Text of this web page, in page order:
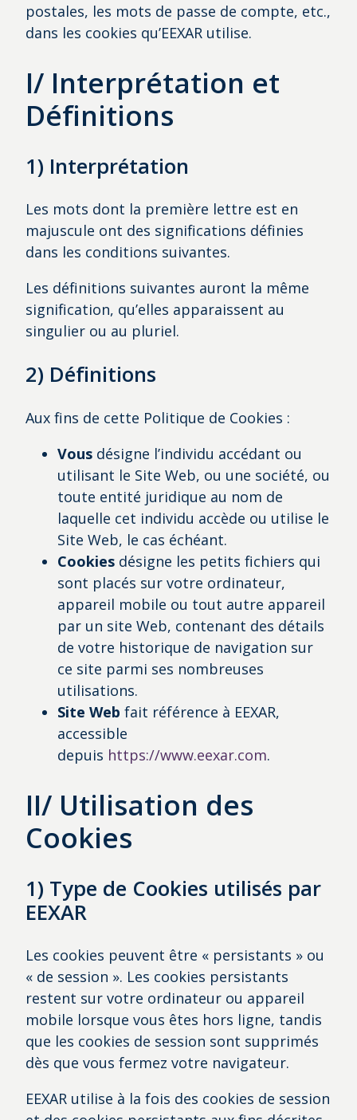
postales, les mots de passe de compte, etc.,
dans les cookies qu’EEXAR utilise.
I/ Interprétation et
Définitions
1) Interprétation
Les mots dont la première lettre est en
majuscule ont des significations définies
dans les conditions suivantes.
Les définitions suivantes auront la même
signification, qu’elles apparaissent au
singulier ou au pluriel.
2) Définitions
Aux fins de cette Politique de Cookies :
Vous désigne l’individu accédant ou
utilisant le Site Web, ou une société, ou
toute entité juridique au nom de
laquelle cet individu accède ou utilise le
Site Web, le cas échéant.
Cookies désigne les petits fichiers qui
sont placés sur votre ordinateur,
appareil mobile ou tout autre appareil
par un site Web, contenant des détails
de votre historique de navigation sur
ce site parmi ses nombreuses
utilisations.
Site Web fait référence à EEXAR,
accessible
depuis https://www.eexar.com.
II/ Utilisation des
Cookies
1) Type de Cookies utilisés par
EEXAR
Les cookies peuvent être « persistants » ou
« de session ». Les cookies persistants
restent sur votre ordinateur ou appareil
mobile lorsque vous êtes hors ligne, tandis
que les cookies de session sont supprimés
dès que vous fermez votre navigateur.
EEXAR utilise à la fois des cookies de session